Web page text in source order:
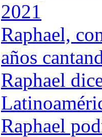
2021
Raphael,
años
Raphael
Raphael